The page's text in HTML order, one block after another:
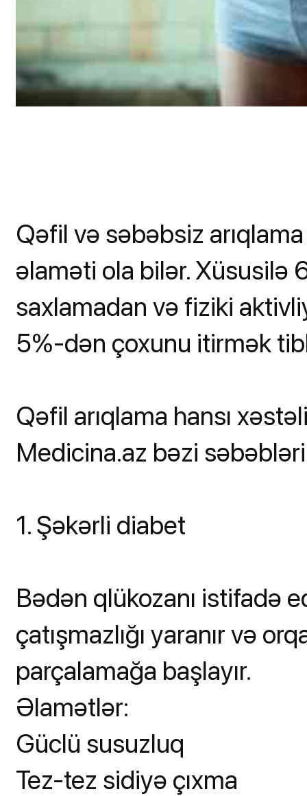
Qəfil və səbəbsiz
əlaməti ola bilər. Xüsusilə
saxlamadan və fiziki
5%-dən çoxunu itirmək
Qəfil arıqlama hansı
Medicina.az bəzi
1. Şəkərli diabet
Bədən qlükozanı istifadə
çatışmazlığı yaranır və
parçalamağa başlayır.
Əlamətlər:
Güclü susuzluq
Tez-tez sidiyə çıxma